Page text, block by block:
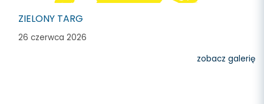
ZIELONY TARG
26 czerwca 2026
zobacz galerię